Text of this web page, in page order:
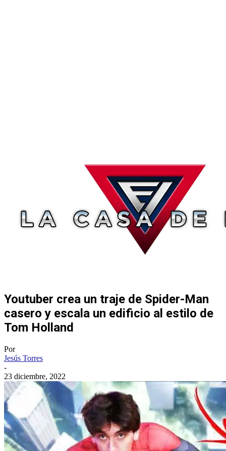
Youtuber crea un traje de Spider-Man
casero y escala un edificio al estilo de
Tom Holland
Por
Jesús Torres
-
23 diciembre, 2022